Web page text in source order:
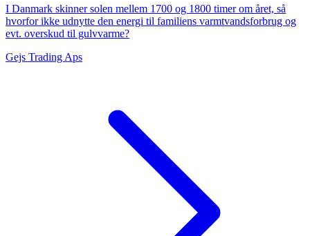
I Danmark skinner solen mellem 1700 og 1800 timer om året, så
hvorfor ikke udnytte den energi til familiens varmtvandsforbrug og
evt. overskud til gulvvarme?
Gejs Trading Aps